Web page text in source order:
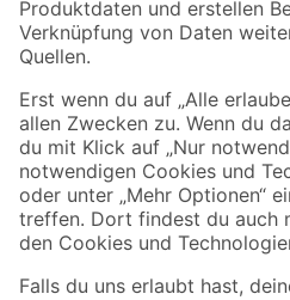
Sicher einkaufen
Jetzt die toom-App herunterladen